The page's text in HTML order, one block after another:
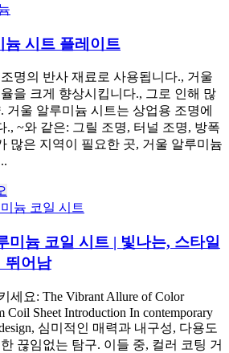
늄 시트 플레이트
명의 반사 재료로 사용됩니다., 거울
을 크게 향상시킵니다., 그로 인해 많
거울 알루미늄 시트는 상업용 조명에
., ~와 같은: 그릴 조명, 터널 조명, 방폭
많은 지역이 필요한 곳, 거울 알루미늄
미늄 코일 시트 | 빛나는, 스타일
뛰어남
세요: The Vibrant Allure of Color
Coil Sheet Introduction In contemporary
, 심미적인 매력과 내구성, 다용도
끊임없는 탐구. 이들 중, 컬러 코팅 거